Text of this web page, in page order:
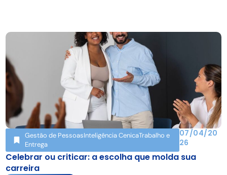
Gestão de PessoasInteligência CenicaTrabalho e
Entrega
07/04/20
26
Celebrar ou criticar: a escolha que molda sua
carreira